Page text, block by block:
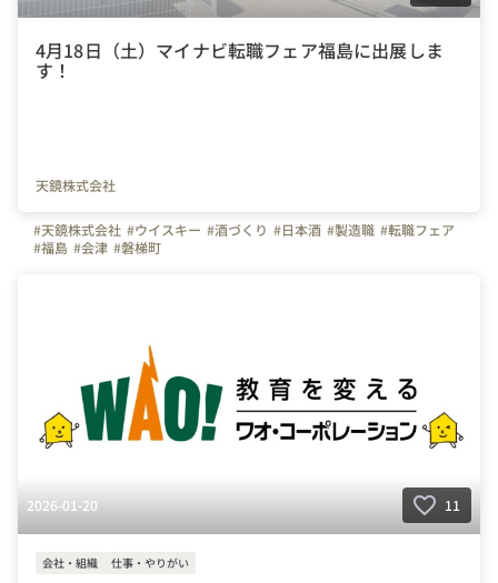
4月18日（土）マイナビ転職フェア福島に出展しま
す！
天鏡株式会社
#天鏡株式会社 #ウイスキー #酒づくり #日本酒 #製造職 #転職フェア
#福島 #会津 #磐梯町
2026-01-20 11
会社・組織 仕事・やりがい